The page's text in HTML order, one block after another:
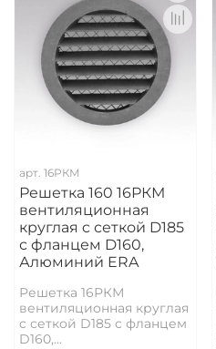
арт. 16РКМ
Решетка 160 16РКМ
вентиляционная
круглая c сеткой D185
с фланцем D160,
Алюминий ERA
Решетка 16РКМ
вентиляционная круглая
c сеткой D185 с фланцем
D160,...